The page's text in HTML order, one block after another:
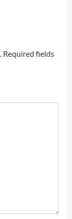
Required fields